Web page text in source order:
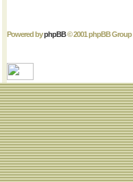
Powered byphpBB© 2001 phpBB Group